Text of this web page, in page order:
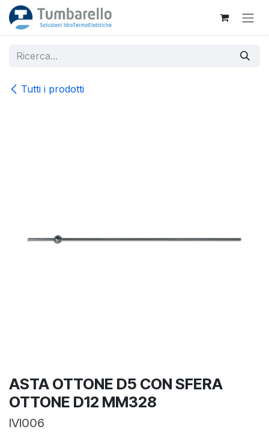
Passa al contenuto
Tutti i prodotti
ASTA OTTONE D5 CON SFERA
OTTONE D12 MM328
IVI006